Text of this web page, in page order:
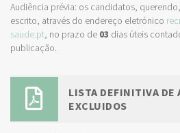
Audiência prévia: os candidatos,
escrito, através do endereço eletrónico
saude.pt, no prazo de 03 dias úteis
publicação.
LISTA DEFINITIVA DE
EXCLUIDOS